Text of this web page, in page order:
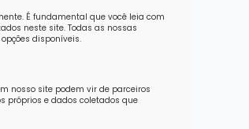
É fundamental que você leia com
neste site. Todas as nossas
disponíveis.
nosso site podem vir de parceiros
próprios e dados coletados que